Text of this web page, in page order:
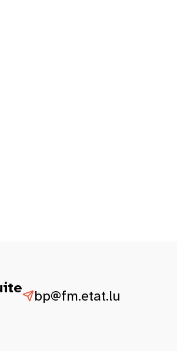
bp@fm.etat.lu